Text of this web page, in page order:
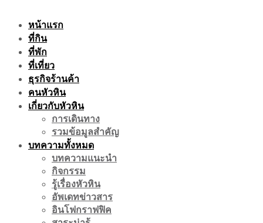
หน้าแรก
ที่กิน
ที่พัก
ที่เที่ยว
ธุรกิจร้านค้า
คนหัวหิน
เกี่ยวกับหัวหิน
การเดินทาง
รวมข้อมูลสำคัญ
บทความทั้งหมด
บทความแนะนำ
กิจกรรม
รู้เรื่องหัวหิน
อัพเดทข่าวสาร
อินโฟกราฟฟิค